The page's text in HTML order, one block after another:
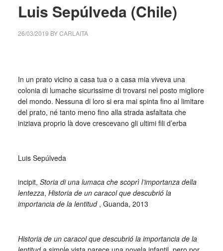
Luis Sepúlveda (Chile)
26/03/2019 BYCARLAITA
In un prato vicino a casa tua o a casa mia viveva una
colonia di lumache sicurissime di trovarsi nel posto migliore
del mondo. Nessuna di loro si era mai spinta fino al limitare
del prato, né tanto meno fino alla strada asfaltata che
iniziava proprio là dove crescevano gli ultimi fili d’erba
Luis Sepúlveda
incipit, Storia di una lumaca che scoprì l’importanza della
lentezza, Historia de un caracol que descubrió la
importancia de la lentitud, Guanda, 2013
Historia de un caracol que descubrió la importancia de la